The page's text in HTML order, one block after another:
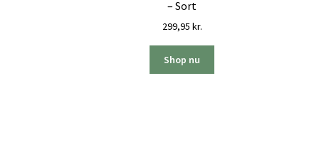
– Sort
299,95 kr.
Shop nu